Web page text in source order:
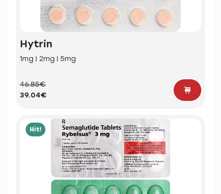
Hytrin
1mg | 2mg | 5mg
46.85€
39.04€
Hit!